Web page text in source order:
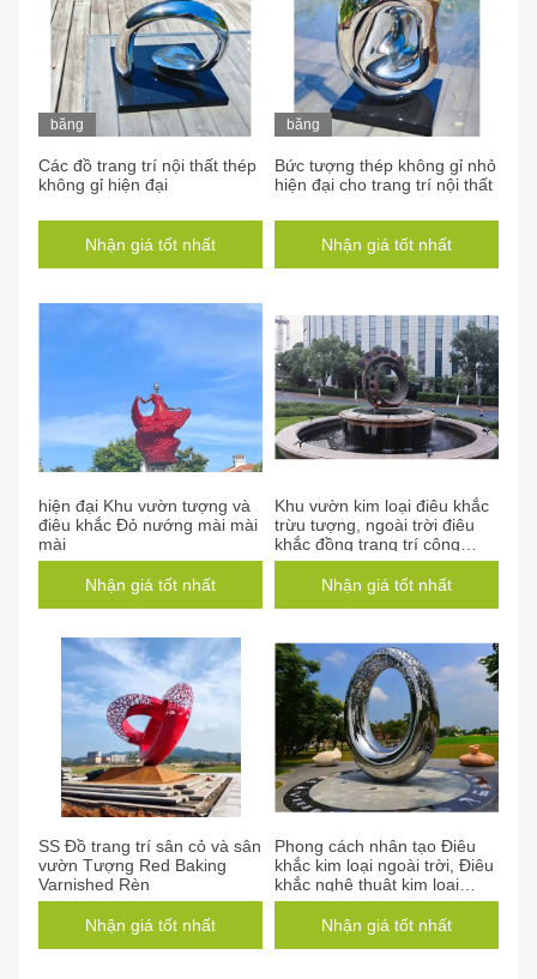
băng
Các đồ trang trí nội thất thép
không gỉ hiện đại
Nhận giá tốt nhất
băng
Bức tượng thép không gỉ nhỏ
hiện đại cho trang trí nội thất
Nhận giá tốt nhất
hiện đại Khu vườn tượng và
điêu khắc Đỏ nướng mài mài
mài
Nhận giá tốt nhất
Khu vườn kim loại điêu khắc
trừu tượng, ngoài trời điêu
khắc đồng trang trí công
cộng
Nhận giá tốt nhất
SS Đồ trang trí sân cỏ và sân
vườn Tượng Red Baking
Varnished Rèn
Nhận giá tốt nhất
Phong cách nhân tạo Điêu
khắc kim loại ngoài trời, Điêu
khắc nghệ thuật kim loại
ngoài trời trừu tượng
Nhận giá tốt nhất